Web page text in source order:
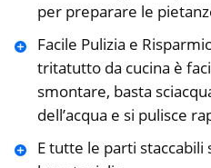
per preparare le
Facile Pulizia e
tritatutto da cucina è
smontare, basta
dell’acqua e si pulisce
E tutte le parti staccabili